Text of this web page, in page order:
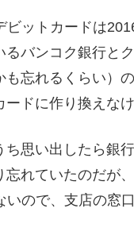
ットカードは
バンコク銀行と
忘れるくらい）
ドに作り換えな
思い出したら銀
れていたのだが
ので、支店の窓